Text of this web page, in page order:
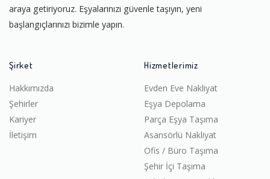
araya getiriyoruz. Eşyalarınızı güvenle taşıyın, yeni
başlangıçlarınızı bizimle yapın.
Şirket
Hakkımızda
Şehirler
Kariyer
İletişim
Hizmetlerimiz
Evden Eve Nakliyat
Eşya Depolama
Parça Eşya Taşıma
Asansörlü Nakliyat
Ofis / Büro Taşıma
Şehir İçi Taşıma